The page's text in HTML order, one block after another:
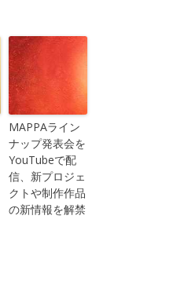
MAPPAライン
ナップ発表会を
YouTubeで配
信、新プロジェ
クトや制作作品
の新情報を解禁